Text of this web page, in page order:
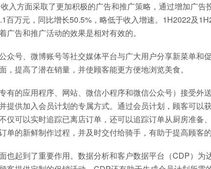
入方面采取了更加积极的广告和推广策略，通过增加广告
百万元，同比增长50.5%，略低于收入增速。1H2022及
广告和推广活动的效果是相对有效的。
众号、微博账号等社交媒体平台与广大用户分享新菜单和
，提高了潜在销量，并使顾客能更方便地浏览美食。
有的应用程序、网站、微信小程序和微信公众号）接受外
提供加入会员计划的专属方式。通过会员计划，顾客可以
仅可以实时追踪已离店订单，还可以追踪订单从厨房准备
单的新鲜制作过程，并及时交付给骑手，有助于提高顾客的
也起到了重要作用。数据分析和客户数据平台（CDP）为